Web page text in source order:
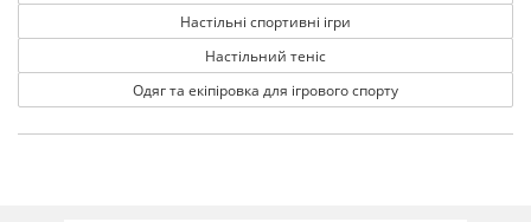
Настільні спортивні ігри
Настільний теніс
Одяг та екіпіровка для ігрового спорту